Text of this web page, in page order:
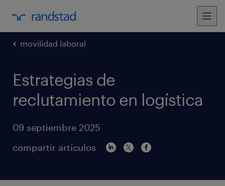
movilidad laboral
Estrategias de
reclutamiento en logística
09 septiembre 2025
compartir artículos